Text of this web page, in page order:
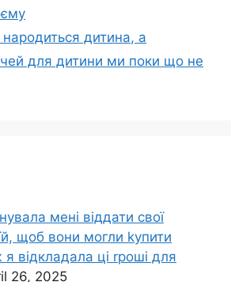
дитина, а
для дитини ми поки що не
мені віддати свої
щоб вони могли kупити
відкладала ці rроші для
26, 2025